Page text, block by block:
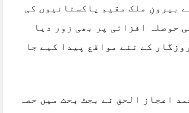
بیرونِ ملک مقیم پاکستانیوں کی
حوصلہ افزائی پر بھی زور دیا
کے نئے مواقع پیدا کیے جا
اعجاز الحق نے بجٹ بحث میں حصہ